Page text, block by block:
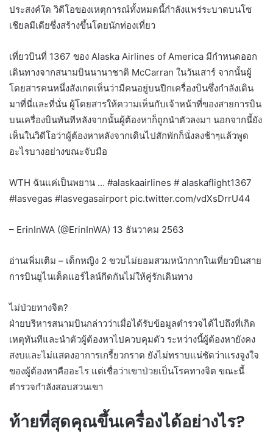
ประสงค์ใด วิดีโอของเหตุการณ์ทั้งหมดนี้กำลังแพร่ระบาดบนโซ
เชียลมีเดียซึ่งสร้างขึ้นโดยนักท่องเที่ยว
เที่ยวบินที่ 1367 ของ Alaska Airlines of America มีกำหนดออก
เดินทางจากสนามบินนานาชาติ McCarran ในวันเสาร์ จากนั้นผู้
โดยสารคนหนึ่งสังเกตเห็นว่ามีคนอยู่บนปีกเครื่องบินซึ่งกำลังเดิน
มาที่นี่และที่นั่น ผู้โดยสารให้ความเห็นกับเจ้าหน้าที่ของสายการบิน
บนเครื่องบินทันทีหลังจากนั้นผู้ต้องหาก็ถูกนำตัวลงมา นอกจากนี้ยัง
เห็นในวิดีโอว่าผู้ต้องหาหลังจากเดินไปสักพักก็นั่งลงช้าๆแล้วพูด
อะไรบางอย่างขณะจับมือ
WTH ฉันแค่เป็นพยาน … #alaskaairlines # alaskaflight1367
#lasvegas #lasvegasairport pic.twitter.com/vdXsDrrU44
– ErinInWA (@ErinInWA) 13 ธันวาคม 2563
อ่านเพิ่มเติม – เด็กหญิง 2 ขวบไม่ยอมสวมหน้ากากในเที่ยวบินสาย
การบินยูไนเต็ดแอร์ไลน์กีดกันไม่ให้คู่รักเดินทาง
ไม่ป่วยทางจิต?
ฝ่ายบริหารสนามบินกล่าวว่าเมื่อได้รับข้อมูลตำรวจได้ไปถึงที่เกิด
เหตุทันทีและนำตัวผู้ต้องหาไปควบคุมตัว ระหว่างนี้ผู้ต้องหายังคง
สงบและไม่แสดงอาการเกรี้ยวกราด ยังไม่ทราบแน่ชัดว่าแรงจูงใจ
ของผู้ต้องหาคืออะไร แต่เชื่อว่าเขาป่วยเป็นโรคทางจิต ขณะนี้
ตำรวจกำลังสอบสวนเขา
ท้ายที่สุดคุณขึ้นเครื่องได้อย่างไร?